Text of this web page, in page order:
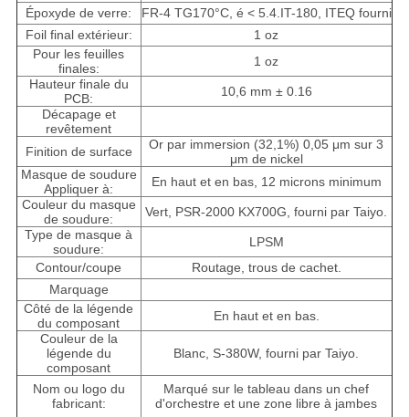
Époxyde de verre:
FR-4 TG170°C, é < 5.4.IT-180, ITEQ fourni
Foil final extérieur:
1 oz
Pour les feuilles
finales:
1 oz
Hauteur finale du
PCB:
10,6 mm ± 0.16
Décapage et
revêtement
Finition de surface
Or par immersion (32,1%) 0,05 μm sur 3
μm de nickel
Masque de soudure
Appliquer à:
En haut et en bas, 12 microns minimum
Couleur du masque
de soudure:
Vert, PSR-2000 KX700G, fourni par Taiyo.
Type de masque à
soudure:
LPSM
Contour/coupe
Routage, trous de cachet.
Marquage
Côté de la légende
du composant
En haut et en bas.
Couleur de la
légende du
composant
Blanc, S-380W, fourni par Taiyo.
Nom ou logo du
fabricant:
Marqué sur le tableau dans un chef
d'orchestre et une zone libre à jambes